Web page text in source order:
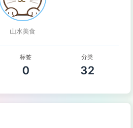
山水美食
标签
0
分类
32